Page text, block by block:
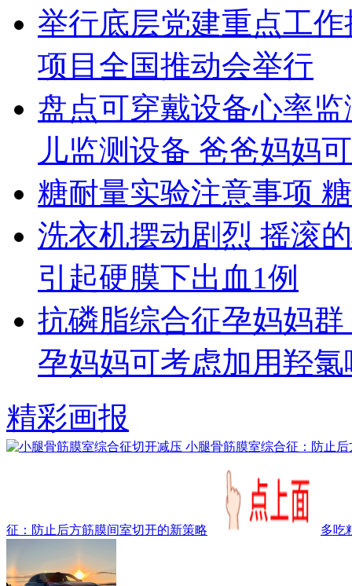
举行底层党建重点工
项目全国推动会举行
盘点可穿戴设备心率
儿监测设备 爸爸妈妈
糖耐量实验注意事项
洗衣机摆动剧烈 摇滚
引起硬膜下出血1例
抗磷脂综合征孕妈妈
孕妈妈可考虑加用羟氯
精彩画报
征：防止后方筋膜间室切开的新策略 多吃